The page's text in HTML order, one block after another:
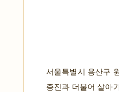
서울특별시 용산구
증진과 더불어 살아